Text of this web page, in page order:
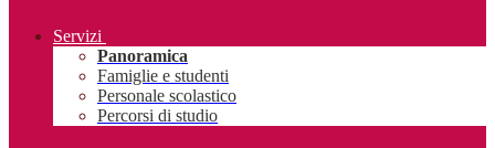
Servizi
Panoramica
Famiglie e studenti
Personale scolastico
Percorsi di studio